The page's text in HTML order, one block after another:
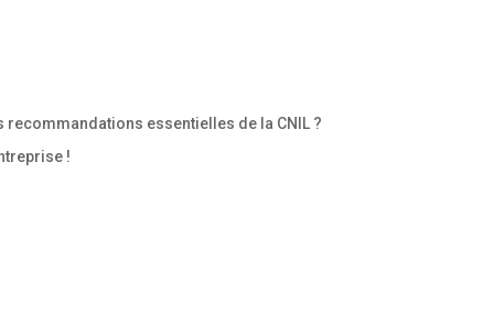
recommandations essentielles de la CNIL ?
!